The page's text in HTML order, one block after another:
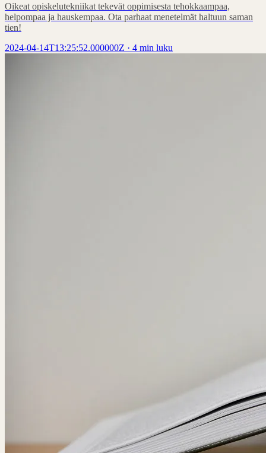
Oikeat opiskelutekniikat tekevät oppimisesta tehokkaampaa,
helpompaa ja hauskempaa. Ota parhaat menetelmät haltuun saman
tien!
2024-04-14T13:25:52.000000Z · 4 min luku